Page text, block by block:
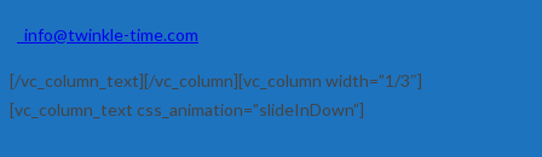
info@twinkle-time.com
[/vc_column_text][/vc_column][vc_column width=”1/3″]
[vc_column_text css_animation=”slideInDown”]